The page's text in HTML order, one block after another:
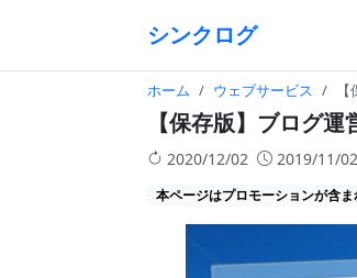
シンクログ
ホーム ウェブサービス
【保存版】ブログ
2020/12/02 2019/11/02
本ページはプロモーションが含